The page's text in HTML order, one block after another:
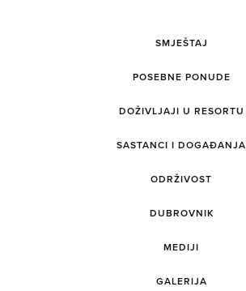
SMJEŠTAJ
POSEBNE PONUDE
DOŽIVLJAJI U RESORTU
SASTANCI I DOGAĐANJA
ODRŽIVOST
DUBROVNIK
MEDIJI
GALERIJA